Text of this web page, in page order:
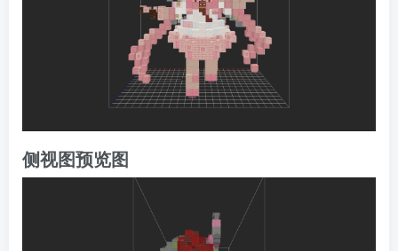
侧视图预览图